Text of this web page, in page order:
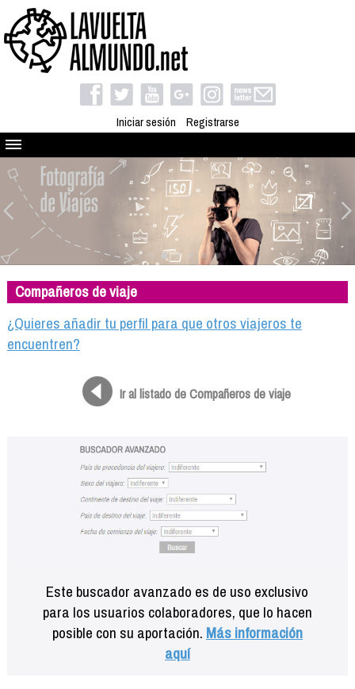
Iniciar sesión Registrarse
Quienes somos
El proyecto
Blog
Viaja con nosotros
Camino solidario
Libros
Compañeros de viaje
Compañeros de viaje
¿Quieres añadir tu perfil para que otros viajeros te
encuentren?
Ir al listado de Compañeros de viaje
Este buscador avanzado es de uso exclusivo
para los usuarios colaboradores, que lo hacen
posible con su aportación. Más información
aquí